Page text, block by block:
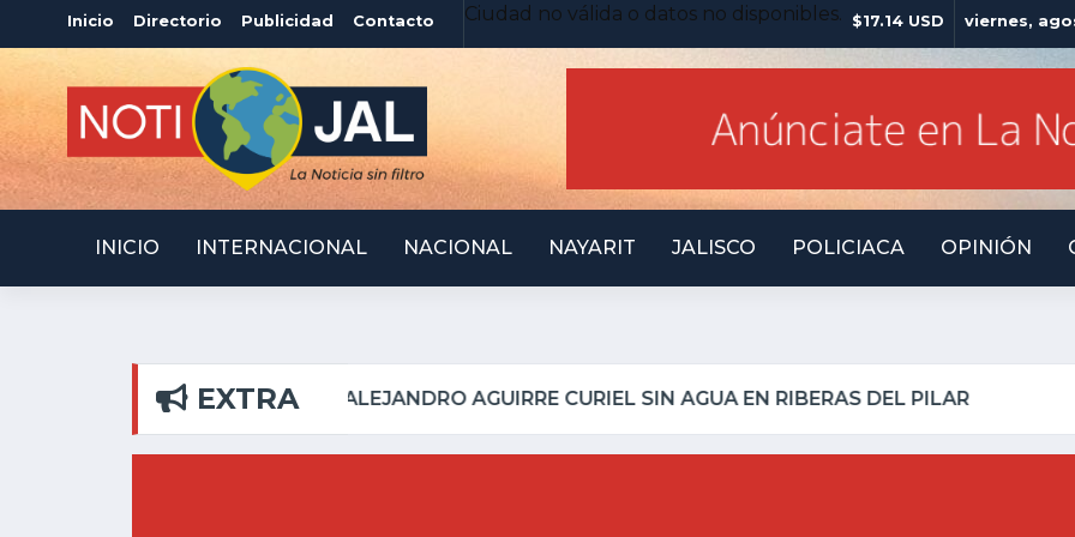
Inicio Directorio Publicidad Contacto Ciudad no válida o datos no disponibles. $17.14 USD viernes,
INICIO INTERNACIONAL NACIONAL NAYARIT JALISCO POLICIACA OPINIÓN
EXTRA ATOTONILQUILLO INSEGURO Y AL VIRREY NO LE IMPORTA